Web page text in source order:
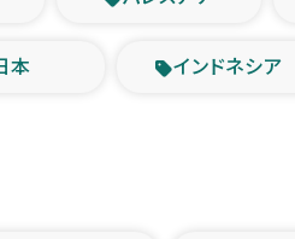
本 インドネシア